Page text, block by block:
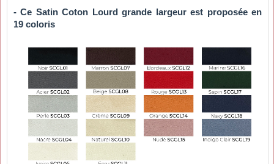
- Ce Satin Coton Lourd grande largeurest proposée en
19 coloris